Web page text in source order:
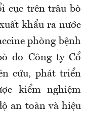
cục trên trâu bò
khẩu ra nước
phòng bệnh
do Công ty Cổ
cứu, phát triển
kiểm nghiệm
an toàn và hiệu